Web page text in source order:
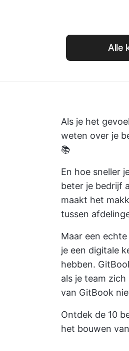
Alle
Als je het
weten over je
📚
En hoe sneller
beter je bedrijf
maakt het
tussen
Maar een
je een digitale
hebben.
als je team
van GitBook
Ontdek de 10
het bouwen